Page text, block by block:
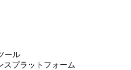
ール
スプラットフォーム